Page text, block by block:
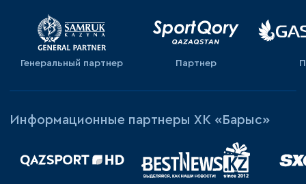
Генеральный партнер Партнер
Информационные партнеры ХК «Барыс»